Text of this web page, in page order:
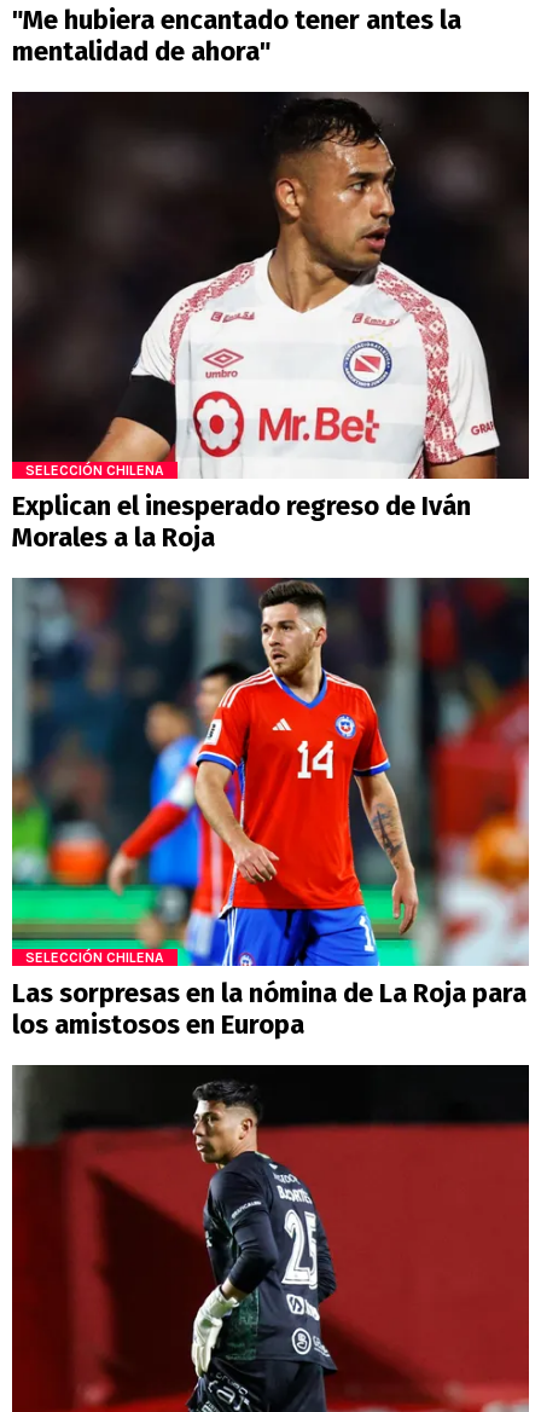
"Me hubiera encantado tener antes la
mentalidad de ahora"
SELECCIÓN CHILENA
Explican el inesperado regreso de Iván
Morales a la Roja
SELECCIÓN CHILENA
Las sorpresas en la nómina de La Roja para
los amistosos en Europa